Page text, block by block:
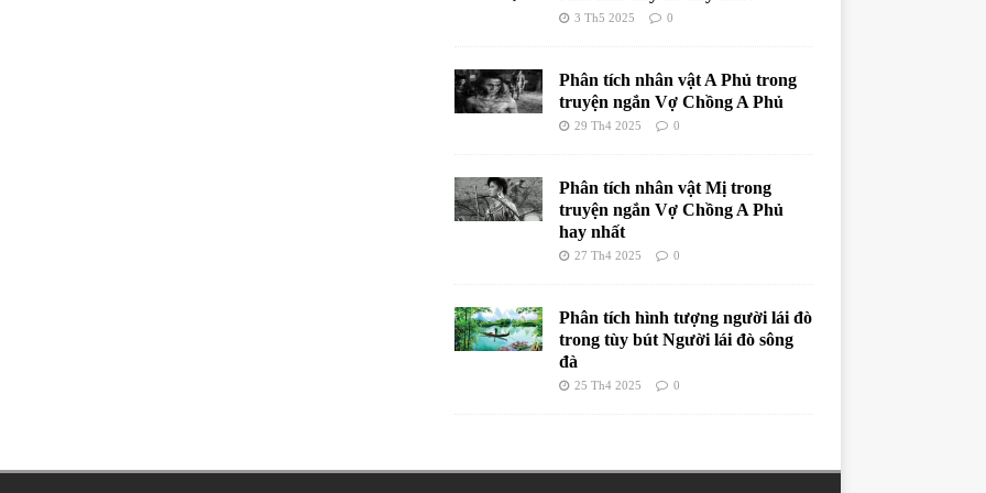
3 Th5 2025 0
Phân tích nhân vật A Phủ trong
truyện ngắn Vợ Chồng A Phủ
29 Th4 2025 0
Phân tích nhân vật Mị trong
truyện ngắn Vợ Chồng A Phủ
hay nhất
27 Th4 2025 0
Phân tích hình tượng người lái đò
trong tùy bút Người lái đò sông
đà
25 Th4 2025 0